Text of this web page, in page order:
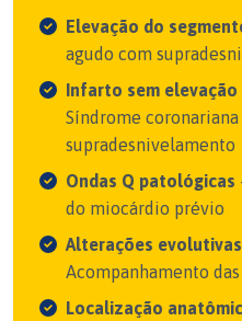
Elevação do
agudo com
Infarto sem elevação
Síndrome coronariana
supradesnivelamento
Ondas Q patológicas
do miocárdio prévio
Alterações
Acompanhamento
Localização